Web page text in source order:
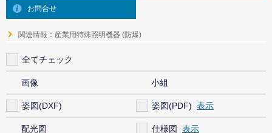
お問合せ
関連情報：産業用特殊照明機器 (防爆)
全てチェック
画像 小組
姿図(DXF) 姿図(PDF)
配光図 仕様図